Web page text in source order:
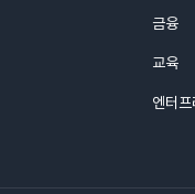
금융
교육
엔터